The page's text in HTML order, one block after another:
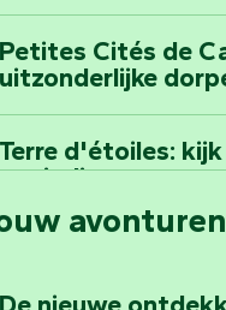
Petites Cités de
uitzonderlijke
Terre d'étoiles:
oneindige
avonturen
te wijten was
betaalt de
boetes als
hebben het recht
de start van de
te betalen als de
door een
van voorbeeld,